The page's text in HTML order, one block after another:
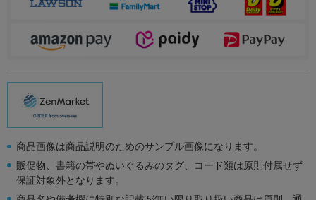
商品画像は商品説明のためのサンプル画像になります。
販促物、書籍の帯やぬいぐるみのタグ、コード類は原則付属せず
保証対象外となります。